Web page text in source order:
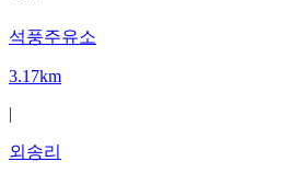
석풍주유소
3.17km
|
외송리